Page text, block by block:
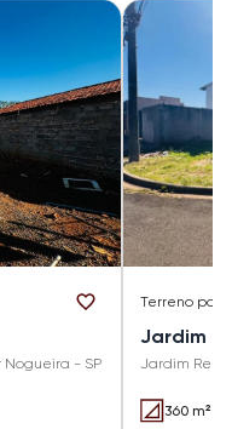
Nogueira - SP
Terreno
Jardim
Jardim
360 m²